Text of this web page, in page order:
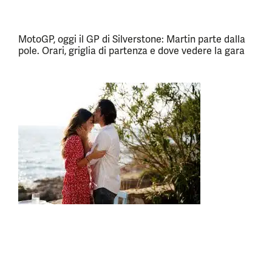
MotoGP, oggi il GP di Silverstone: Martin parte dalla
pole. Orari, griglia di partenza e dove vedere la gara